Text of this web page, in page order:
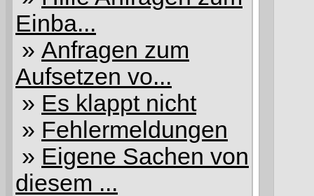
Einba...
» Anfragen zum
Aufsetzen vo...
» Es klappt nicht
» Fehlermeldungen
» Eigene Sachen von
diesem ...